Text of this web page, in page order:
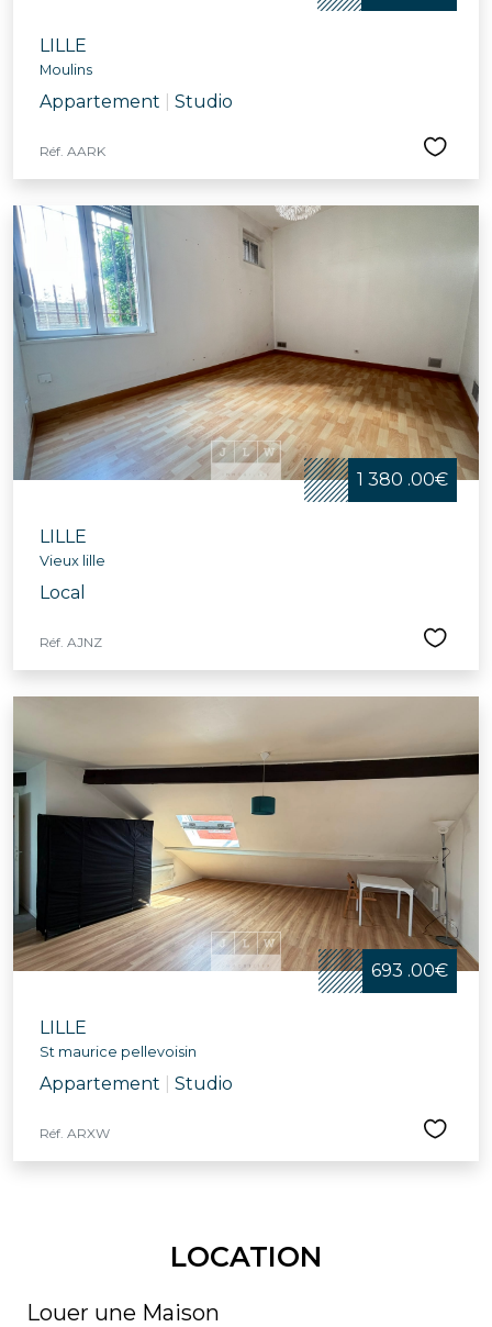
LILLE
Moulins
Appartement Studio
Réf. AARK
1 380 .00€
LILLE
Vieux lille
Local
Réf. AJNZ
693 .00€
LILLE
St maurice pellevoisin
Appartement Studio
Réf. ARXW
LOCATION
Louer une Maison